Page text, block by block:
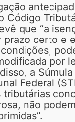
Código
que “a
prazo certo e
por
a
Federal
tributárias
não